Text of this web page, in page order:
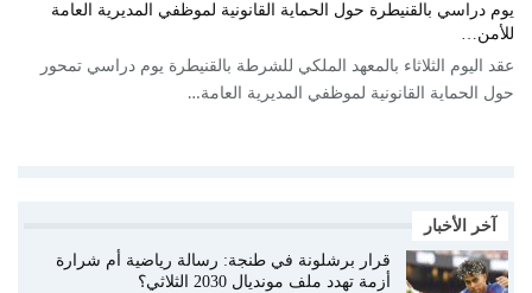
يوم دراسي بالقنيطرة حول الحماية القانونية لموظفي المديرية العامة
للأمن…
عقد اليوم الثلاثاء بالمعهد الملكي للشرطة بالقنيطرة يوم دراسي تمحور
حول الحماية القانونية لموظفي المديرية العامة…
آخر الأخبار
قرار برشلونة في طنجة: رسالة رياضية أم شرارة
أزمة تهدد ملف مونديال 2030 الثلاثي؟